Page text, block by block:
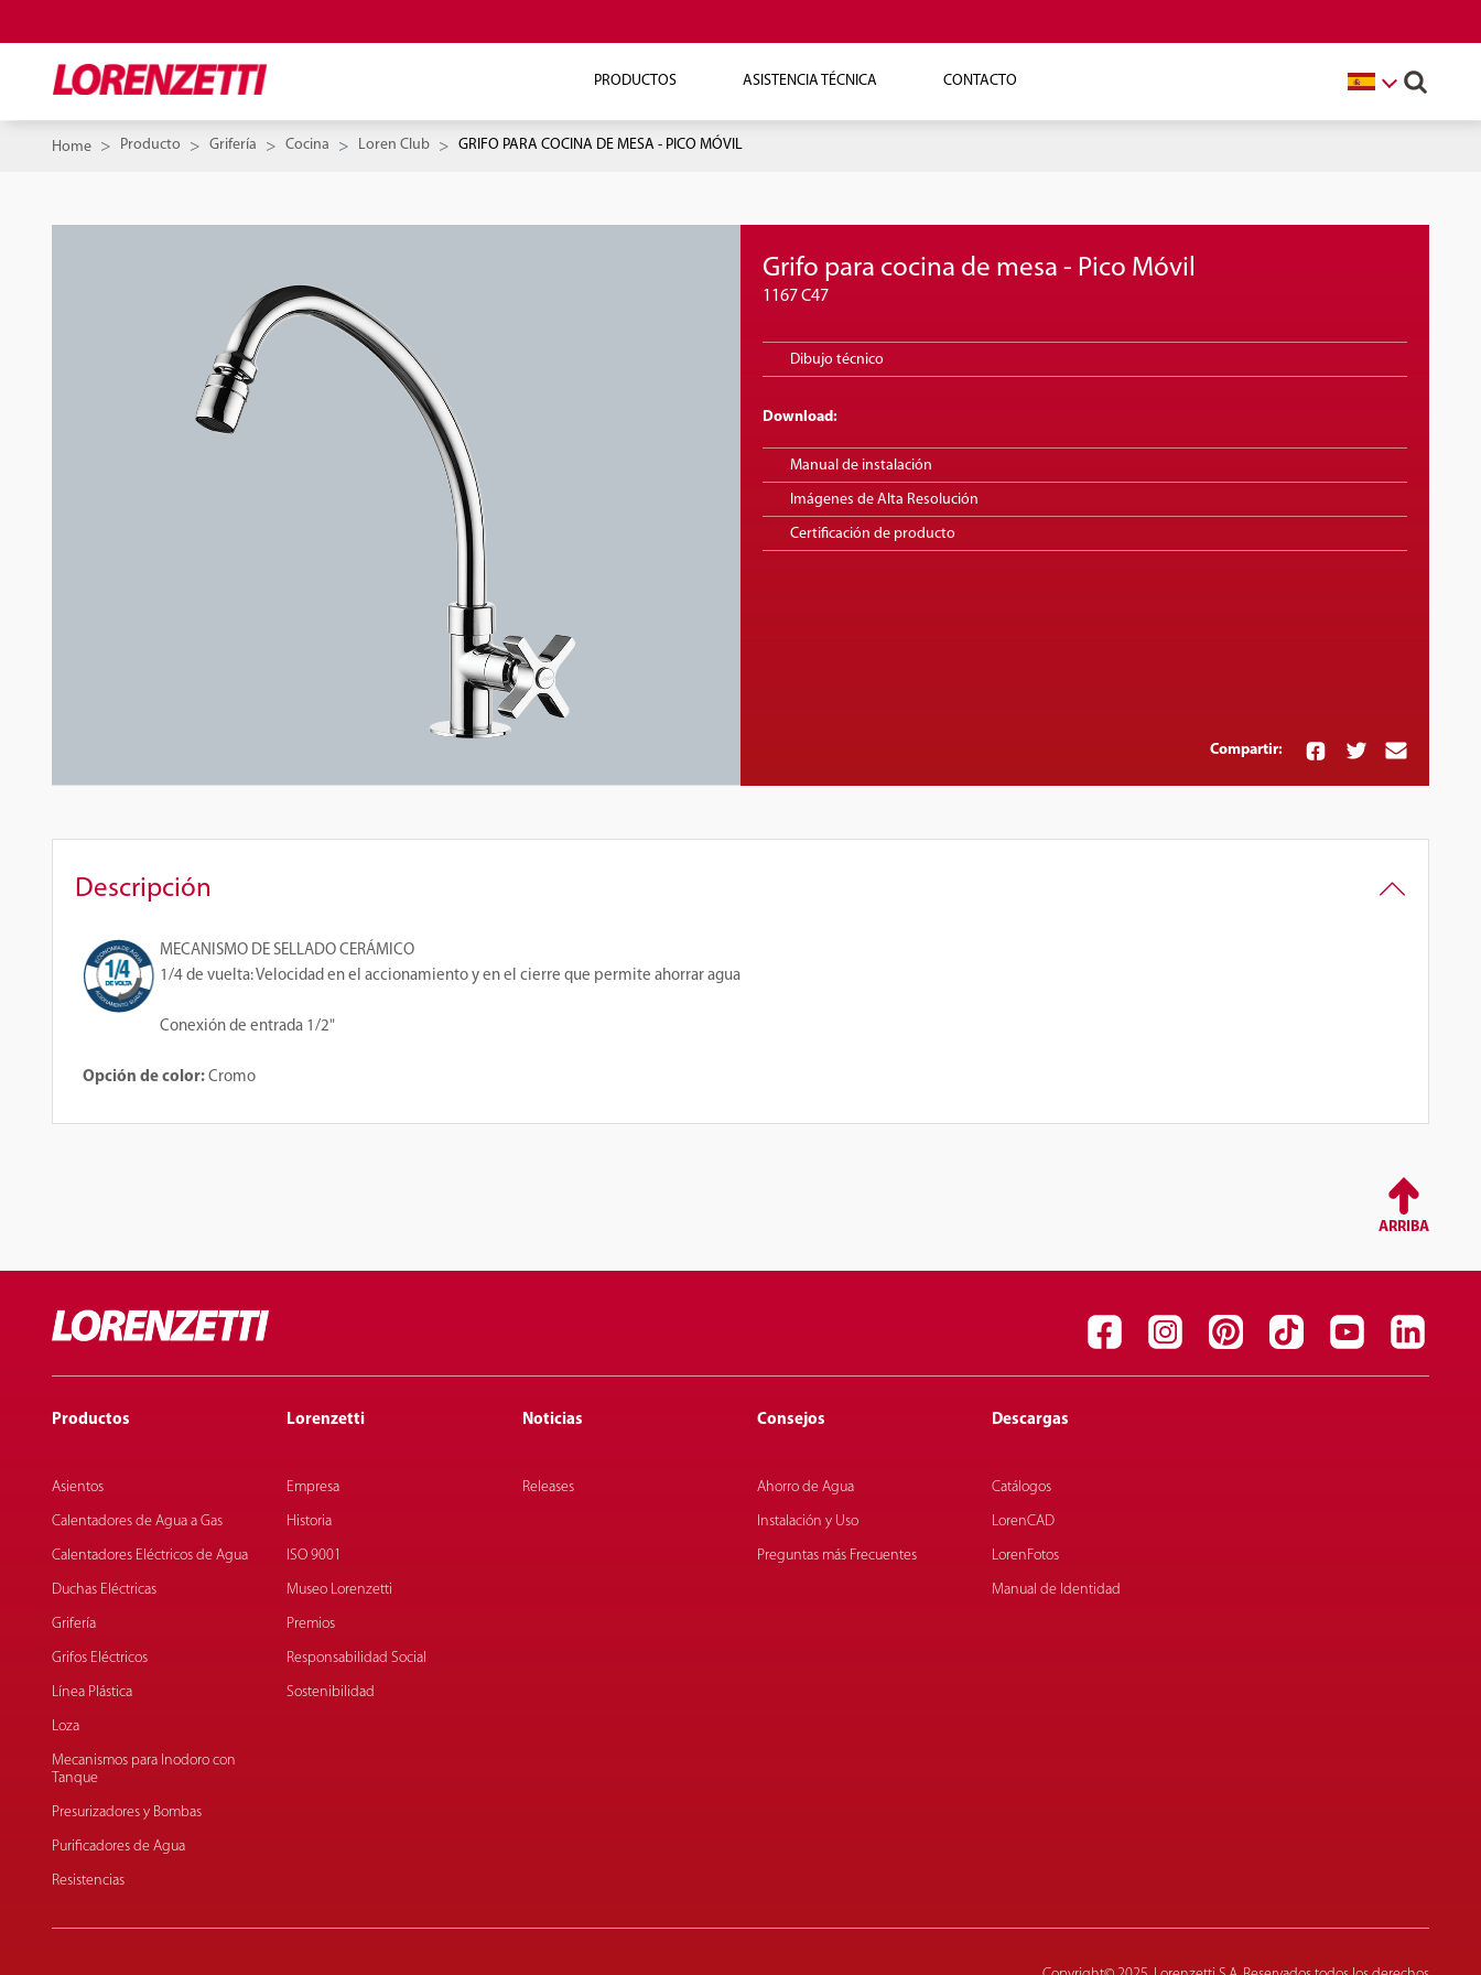
PRODUCTOS ASISTENCIA TÉCNICA CONTACTO
Home Producto Grifería Cocina Loren Club GRIFO PARA COCINA DE MESA - PICO MÓVIL
Grifo para cocina de mesa - Pico Móvil
1167 C47
Dibujo técnico
Download:
Manual de instalación
Imágenes de Alta Resolución
Certificación de producto
Compartir:
Descripción
MECANISMO DE SELLADO CERÁMICO
1/4 de vuelta: Velocidad en el accionamiento y en el cierre que permite ahorrar agua
Conexión de entrada 1/2"
Opción de color: Cromo
ARRIBA
Productos
Asientos
Calentadores de Agua a Gas
Calentadores Eléctricos de Agua
Duchas Eléctricas
Grifería
Grifos Eléctricos
Línea Plástica
Loza
Mecanismos para Inodoro con
Tanque
Presurizadores y Bombas
Purificadores de Agua
Resistencias
Lorenzetti
Empresa
Historia
ISO 9001
Museo Lorenzetti
Premios
Responsabilidad Social
Sostenibilidad
Noticias
Releases
Consejos
Ahorro de Agua
Instalación y Uso
Preguntas más Frecuentes
Descargas
Catálogos
LorenCAD
LorenFotos
Manual de Identidad